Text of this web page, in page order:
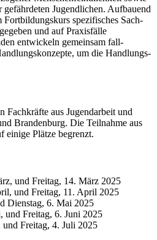
gefährdeten Jugendlichen. Aufbauend
spezifisches Sach-
und auf Praxis­fälle
entwickeln gemeinsam fall­
um die Handlungs­
Fachkräfte aus Jugendarbeit und
Brandenburg. Die Teilnahme aus
einige Plätze begrenzt.
und Freitag, 14. März 2025
und Freitag, 11. April 2025
Dienstag, 6. Mai 2025
und Freitag, 6. Juni 2025
Freitag, 4. Juli 2025